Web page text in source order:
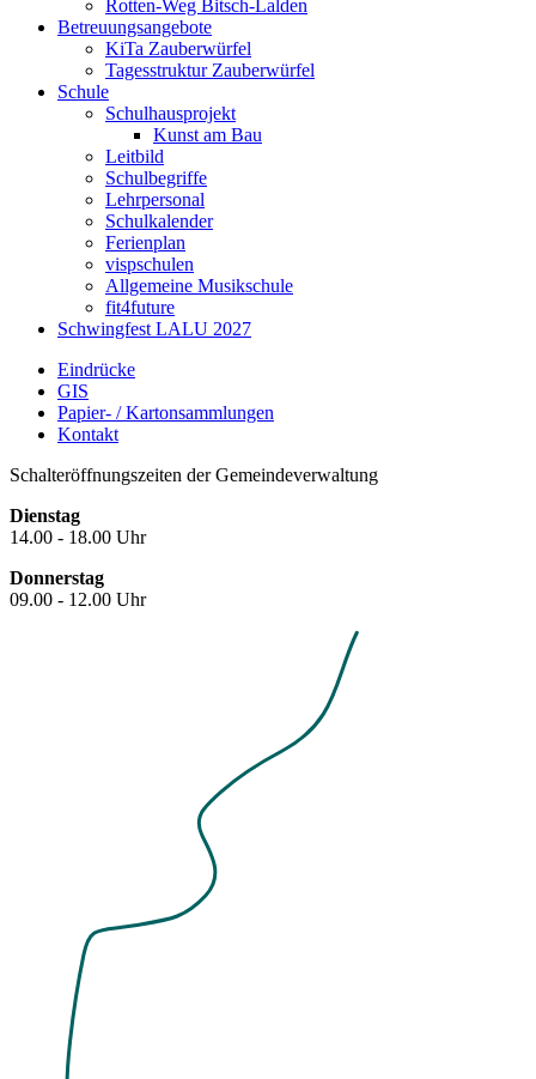
Rotten-Weg Bitsch-Lalden
Betreuungsangebote
KiTa Zauberwürfel
Tagesstruktur Zauberwürfel
Schule
Schulhausprojekt
Kunst am Bau
Leitbild
Schulbegriffe
Lehrpersonal
Schulkalender
Ferienplan
vispschulen
Allgemeine Musikschule
fit4future
Schwingfest LALU 2027
Eindrücke
GIS
Papier- / Kartonsammlungen
Kontakt
Schalteröffnungszeiten der Gemeindeverwaltung
Dienstag
14.00 - 18.00 Uhr
Donnerstag
09.00 - 12.00 Uhr